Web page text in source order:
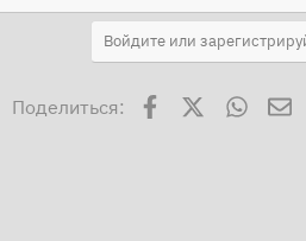
Войдите или
Поделиться: Facebook